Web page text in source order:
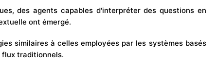
des agents capables d'interpréter des questions en
ont émergé.
similaires à celles employées par les systèmes basés
flux traditionnels.